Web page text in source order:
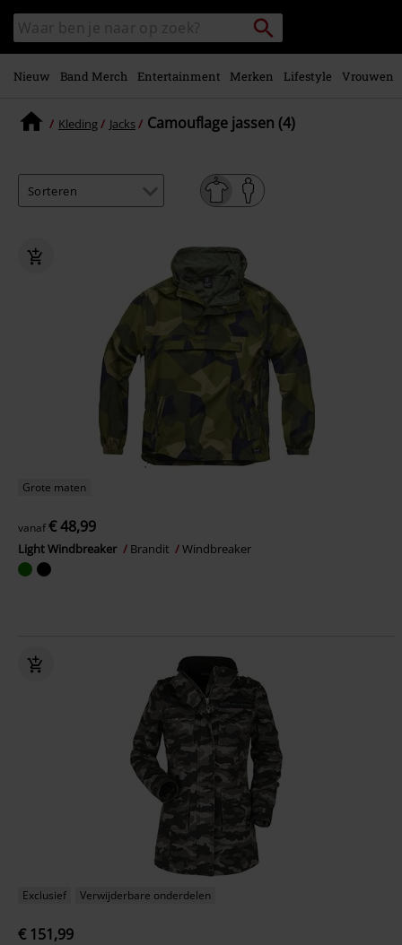
naar
hoofdinhoud
Zoek
in
catalogus
Packstation
zoeken
Nieuw Band Merch Entertainment Merken Lifestyle Vrouwen
Kleding Jacks Camouflage jassen (4)
Grote maten
vanaf€ 48,99
Light Windbreaker Brandit Windbreaker
Exclusief Verwijderbare onderdelen
€ 151,99